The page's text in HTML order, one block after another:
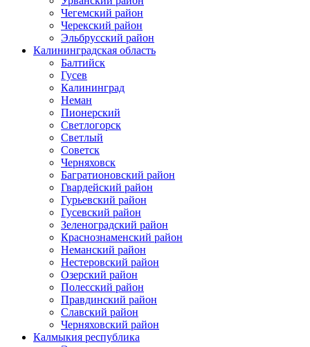
Чегемский район
Черекский район
Эльбрусский район
Калининградская область
Балтийск
Гусев
Калининград
Неман
Пионерский
Светлогорск
Светлый
Советск
Черняховск
Багратионовский район
Гвардейский район
Гурьевский район
Гусевский район
Зеленоградский район
Краснознаменский район
Неманский район
Нестеровский район
Озерский район
Полесский район
Правдинский район
Славский район
Черняховский район
Калмыкия республика